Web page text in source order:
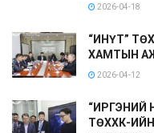
2026-04-18
“ИНҮТ”
ХАМТЫН
2026-04-12
“ИРГЭНИЙ
ТӨХХК-